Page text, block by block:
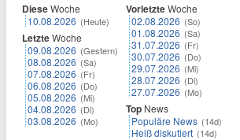
DieseWoche
10.08.2026 (Heute)
LetzteWoche
09.08.2026 (Gestern)
08.08.2026 (Sa)
07.08.2026 (Fr)
06.08.2026 (Do)
05.08.2026 (Mi)
04.08.2026 (Di)
03.08.2026 (Mo)
VorletzteWoche
02.08.2026 (So)
01.08.2026 (Sa)
31.07.2026 (Fr)
30.07.2026 (Do)
29.07.2026 (Mi)
28.07.2026 (Di)
27.07.2026 (Mo)
Top News
Populäre News (14d)
Heiß diskutiert (14d)